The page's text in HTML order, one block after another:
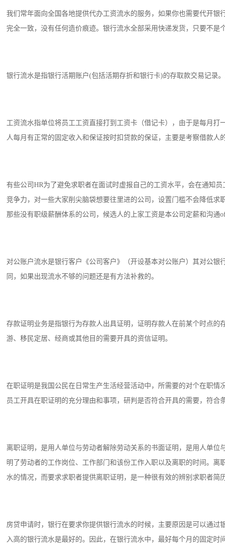
我们常年面向全国各地提供代办工资流水的服务，如果你也需要代开
完全一致，没有任何造价痕迹。银行流水全部采用快递发货，只要不是
银行流水是指银行活期账户(包括活期存折和银行卡)的存取款交易记录
工资流水指单位将员工工资直接打到工资卡（借记卡），由于是每月
人每月有正常的固定收入和保证按时扣贷款的保证，主要是考察借款人
有些公司HR为了避免求职者在面试时虚报自己的工资水平，会在通知
竞争力，对一些大家削尖脑袋想要往里进的公司，设置门槛不会降低
那些没有职级薪酬体系的公司，候选人的上家工资是本公司定薪和沟通
对公账户流水是银行客户《公司客户》（开设基本对公账户）其对公
同，如果出现流水不够的问题还是有方法补救的。
存款证明业务是指银行为存款人出具证明，证明存款人在前某个时点
游、移民定居、经商或其他目的需要开具的资信证明。
在职证明是我国公民在日常生产生活经营活动中，所需要的对个在职
员工开具在职证明的充分理由和事项，研判是否符合开具的需要，符
离职证明，是用人单位与劳动者解除劳动关系的书面证明，是用人单
明了劳动者的工作岗位、工作部门和该份工作入职以及离职的时间。
水的情况，而要求求职者提供离职证明，是一种很有效的辨别求职者简
房贷申请时，银行在要求你提供银行流水的时候，主要原因是可以通
入高的银行流水是最好的。因此，在银行流水中，最好每个月的固定